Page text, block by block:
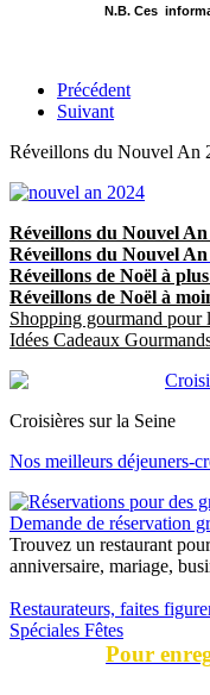
N.B. Ces
Précédent
Suivant
Réveillons du Nouvel An
Réveillons du Nouvel
Réveillons du Nouvel
Réveillons de Noël à
Réveillons de Noël à
Shopping gourmand pour
Idées Cadeaux
Croisières sur la Seine
Nos meilleurs déjeuners-
Demande de réservation
Trouvez un restaurant
anniversaire, mariage,
Restaurateurs, faites
Spéciales Fêtes
Pour